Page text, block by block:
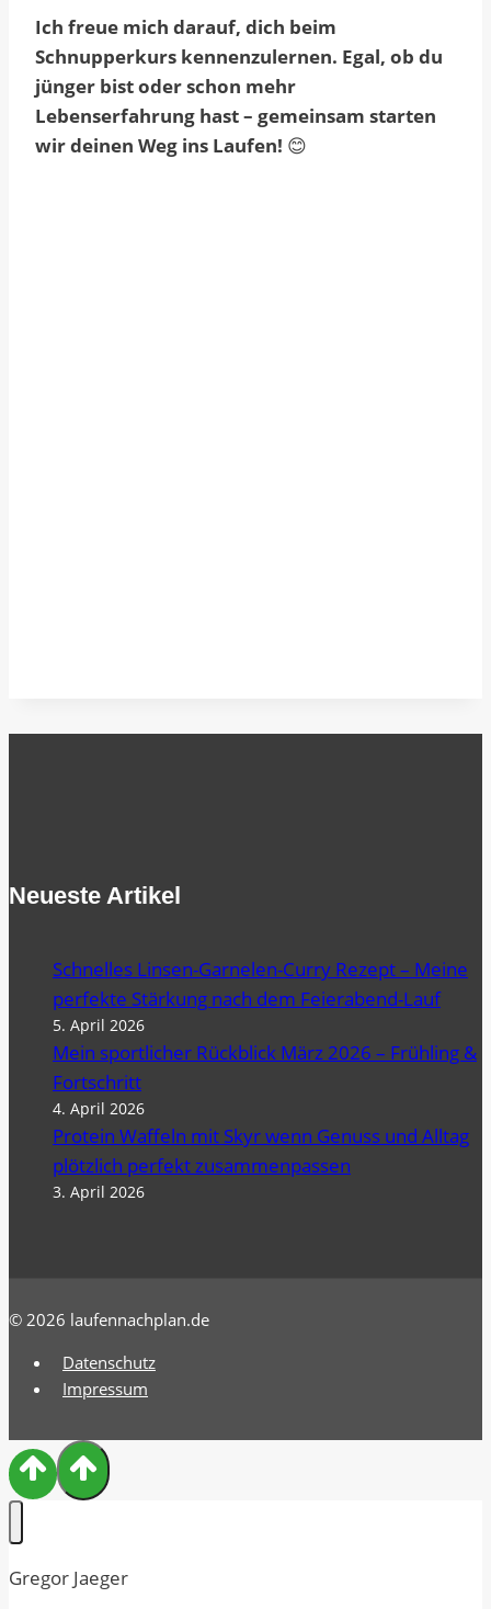
Ich freue mich darauf, dich beim
Schnupperkurs kennenzulernen. Egal, ob du
jünger bist oder schon mehr
Lebenserfahrung hast – gemeinsam starten
wir deinen Weg ins Laufen! 😊
Neueste Artikel
Schnelles Linsen-Garnelen-Curry Rezept – Meine
perfekte Stärkung nach dem Feierabend-Lauf
5. April 2026
Mein sportlicher Rückblick März 2026 – Frühling &
Fortschritt
4. April 2026
Protein Waffeln mit Skyr wenn Genuss und Alltag
plötzlich perfekt zusammenpassen
3. April 2026
© 2026 laufennachplan.de
Datenschutz
Impressum
Gregor Jaeger